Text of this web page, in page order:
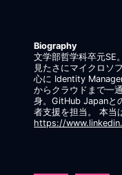
Biography
文学部哲学科卒元SE
見たさにマイクロソ
心に Identity
からクラウドまで一
身。GitHub Japanと
者支援を担当。 本当
https://